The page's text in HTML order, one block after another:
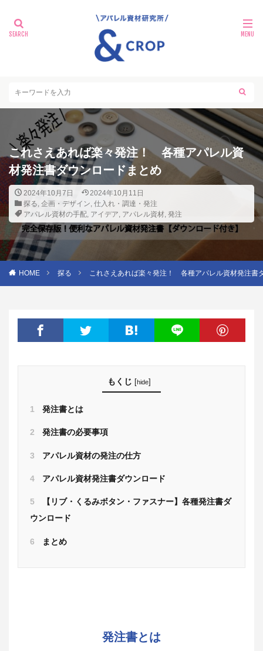
これさえあれば楽々発注！ 各種アパレル資
材発注書ダウンロードまとめ
2024年10月7日
2024年10月11日
探る, 企画・デザイン, 仕入れ・調達・発注
アパレル資材の手配, アイデア, アパレル資材, 発注
HOME 探る これさえあれば楽々発注！ 各種アパレル資材発注書
もくじ hide]
1 発注書とは
2 発注書の必要事項
3 アパレル資材の発注の仕方
4 アパレル資材発注書ダウンロード
5
【リブ・くるみボタン・ファスナー】各種発注書ダ
ウンロード
6 まとめ
発注書とは